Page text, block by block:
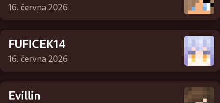
16. června 2026
FUFICEK14
16. června 2026
Evillin